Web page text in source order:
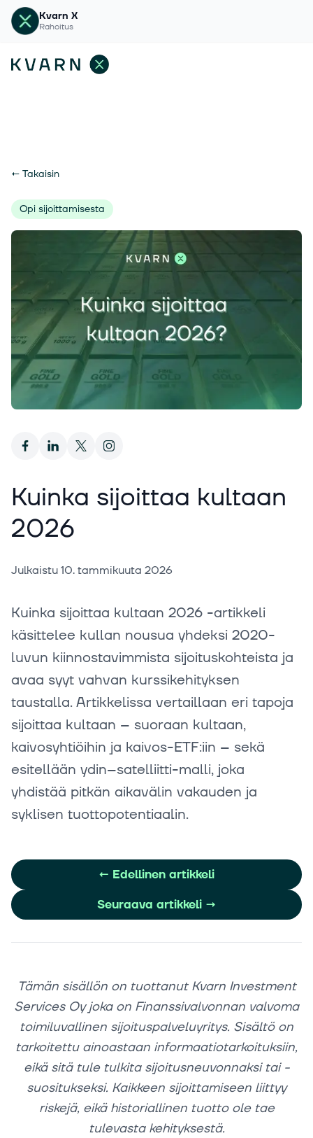
Kvarn X
Rahoitus
← Takaisin
Opi sijoittamisesta
Kuinka sijoittaa kultaan
2026
Julkaistu10. tammikuuta 2026
Kuinka sijoittaa kultaan 2026 -artikkeli
käsittelee kullan nousua yhdeksi 2020-
luvun kiinnostavimmista sijoituskohteista ja
avaa syyt vahvan kurssikehityksen
taustalla. Artikkelissa vertaillaan eri tapoja
sijoittaa kultaan – suoraan kultaan,
kaivosyhtiöihin ja kaivos-ETF:iin – sekä
esitellään ydin–satelliitti-malli, joka
yhdistää pitkän aikavälin vakauden ja
syklisen tuottopotentiaalin.
← Edellinen artikkeli
Seuraava artikkeli →
Tämän sisällön on tuottanut Kvarn Investment
Services Oy joka on Finanssivalvonnan valvoma
toimiluvallinen sijoituspalveluyritys. Sisältö on
tarkoitettu ainoastaan informaatiotarkoituksiin,
eikä sitä tule tulkita sijoitusneuvonnaksi tai -
suositukseksi. Kaikkeen sijoittamiseen liittyy
riskejä, eikä historiallinen tuotto ole tae
tulevasta kehityksestä.